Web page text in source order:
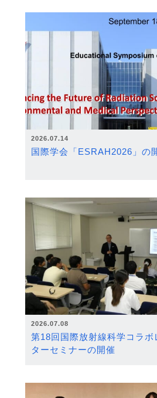
2026.07.14
国際学会「ESRAH2026」の
2026.07.08
第18回国際放射線科学コラボ
ターセミナーの開催